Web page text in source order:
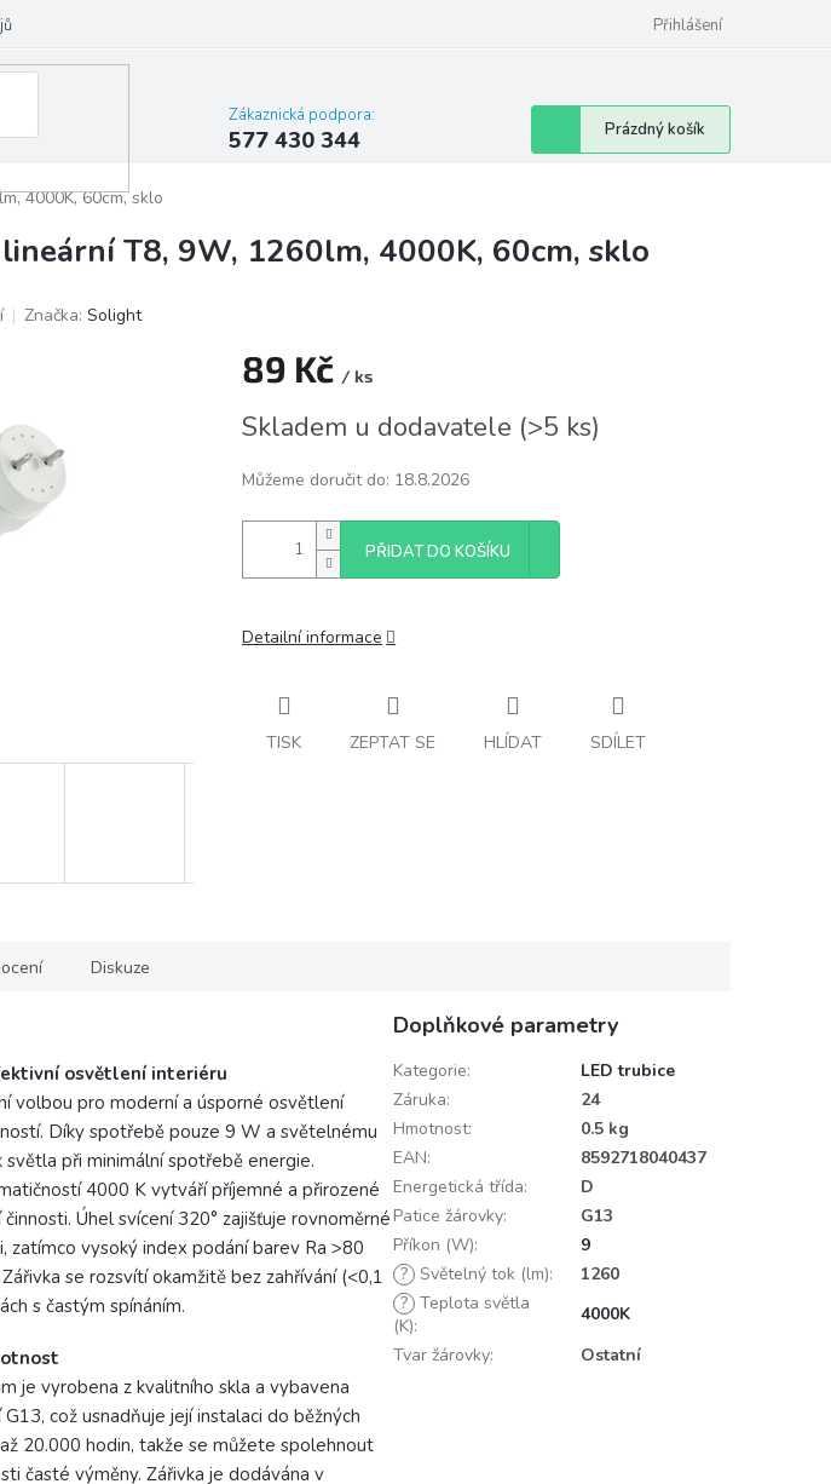
Přihlášení
Zákaznická podpora:
577 430 344
Nákupní
košík
Prázdný košík
4000K, 60cm, sklo
T8, 9W, 1260lm, 4000K, 60cm, sklo
Značka: Solight
89 Kč / ks
cena:
Skladem u dodavatele (>5 ks)
Můžeme doručit do: 18.8.2026
PŘIDAT DO KOŠÍKU
Detailní informace
TISK ZEPTAT SE HLÍDAT SDÍLET
Diskuze
osvětlení interiéru
volbou pro moderní a úsporné osvětlení
Díky spotřebě pouze 9 W a světelnému
při minimální spotřebě energie.
4000 K vytváří příjemné a přirozené
Úhel svícení 320° zajišťuje rovnoměrné
vysoký index podání barev Ra >80
se rozsvítí okamžitě bez zahřívání (<0,1
s častým spínáním.
je vyrobena z kvalitního skla a vybavena
což usnadňuje její instalaci do běžných
20.000 hodin, takže se můžete spolehnout
časté výměny. Zářivka je dodávána v
Doplňkové parametry
Kategorie:
LED trubice
Záruka:
24
Hmotnost:
0.5 kg
EAN:
8592718040437
Energetická třída:
D
Patice žárovky:
G13
Příkon (W):
9
? Světelný tok (lm):
1260
? Teplota světla
(K):
4000K
Tvar žárovky: Ostatní